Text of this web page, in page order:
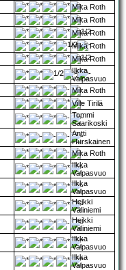
Mika Roth
Mika Roth
Mika Roth
Mika Roth
Mika Roth
Ilkka
Valpasvuo
Mika Roth
Ville Tirilä
Tommi
Saarikoski
Antti
Hurskainen
Mika Roth
Ilkka
Valpasvuo
Ilkka
Valpasvuo
Heikki
Väliniemi
Heikki
Väliniemi
Ilkka
Valpasvuo
Ilkka
Valpasvuo